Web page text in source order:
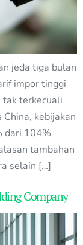
jeda tiga bulan
impor tinggi
tak terkecuali
kebijakan
dari 104%
tambahan
selain […]
Company